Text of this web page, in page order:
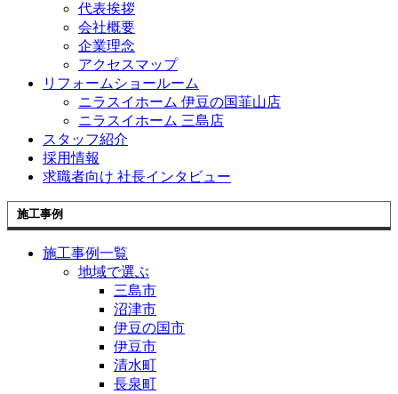
代表挨拶
会社概要
企業理念
アクセスマップ
リフォームショールーム
ニラスイホーム 伊豆の国韮山店
ニラスイホーム 三島店
スタッフ紹介
採用情報
求職者向け 社長インタビュー
施工事例
施工事例一覧
地域で選ぶ
三島市
沼津市
伊豆の国市
伊豆市
清水町
長泉町